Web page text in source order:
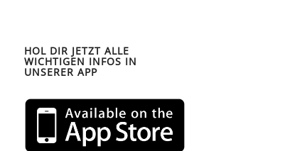
HOL DIR JETZT ALLE
WICHTIGEN INFOS IN
UNSERER APP